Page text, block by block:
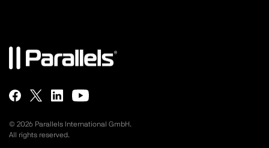
© 2026 Parallels International GmbH.
All rights reserved.